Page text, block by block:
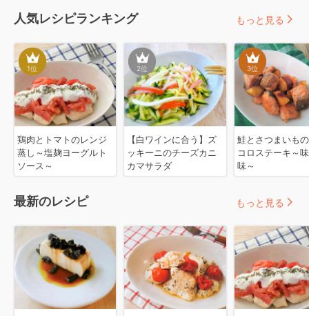
人気レシピランキング
1位
鶏肉とトマトのレンジ
蒸し～塩麹ヨーグルト
ソース～
2位
【白ワインに合う】ズ
ッキーニのチーズカニ
カマサラダ
3位
鮭とさつまいも
コロステーキ～
味～
もっと見る
最新のレシピ もっと見る